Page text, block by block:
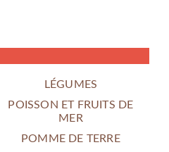
LÉGUMES
POISSON ET FRUITS DE
MER
POMME DE TERRE